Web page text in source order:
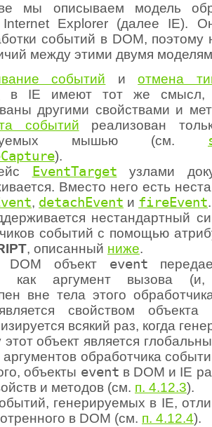
мы описываем модель
Explorer (далее IE).
событий в DOM, поэтому
между этими двумя
событий иотмена
в IE имеют тот же смысл,
другими свойствами и
событий реализован
мышью (см.
).
EventTarget узлами
Вместо него есть
, detachEvent и fireEvent.
нестандартный
событий с помощью
, описанный ниже.
объект event
как аргумент вызова (и,
вне тела этого
свойством объекта
всякий раз, когда
объект является
аргументов обработчика
объекты event в DOM и IE
и методов (см. п. 4.12.3).
генерируемых в IE,
в DOM (см. п. 4.12.4).